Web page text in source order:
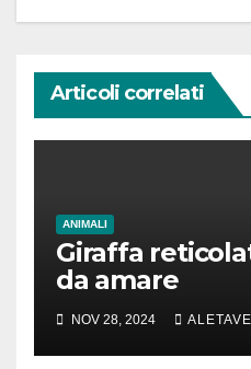
Articoli correlati
ANIMALI
Giraffa
da amare
NOV 28, 2024 ALETAVE